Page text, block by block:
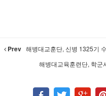
Prev 해병대교훈단, 신병 1325기
해병대교육훈련단, 학군